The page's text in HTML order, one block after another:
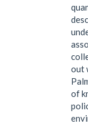
out
of